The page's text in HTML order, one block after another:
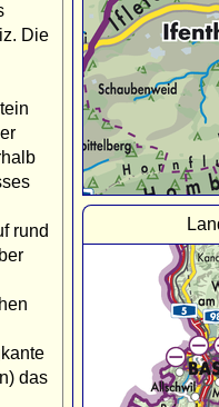
Die
rund
das